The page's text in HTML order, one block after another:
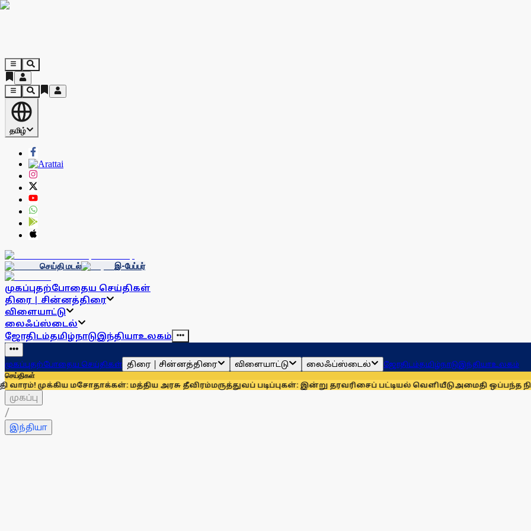
தமிழ்
செய்தி மடல் இ-பேப்பர்
முகப்புதற்போதைய செய்திகள்
திரை | சின்னத்திரை
விளையாட்டு
லைஃப்ஸ்டைல்
ஜோதிடம்தமிழ்நாடுஇந்தியாஉலகம்
முகப்புதற்போதைய செய்திகள் திரை | சின்னத்திரை விளையாட்டு லைஃப்ஸ்டைல் ஜோதிடம்தமிழ்நாடுஇந்தியாஉலகம்
செய்திகள்
மசோதாக்கள்: மத்திய அரசு தீவிரம்மருத்துவப் படிப்புகள்: இன்று தரவரிசைப் பட்டியல் வெளியீடுஅமைதி ஒப்பந்த நிபந்தனைகள்
முகப்பு
/
இந்தியா